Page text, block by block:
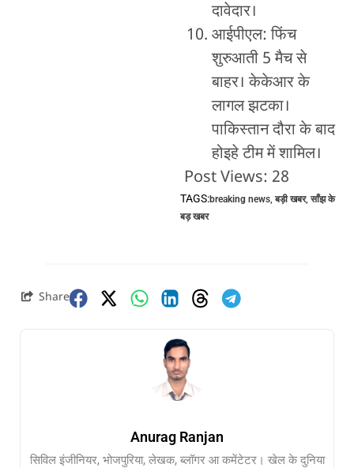
दावेदार।
आईपीएल: फिंच
शुरुआती 5 मैच से
बाहर। केकेआर के
लागल झटका।
पाकिस्तान दौरा के बाद
होइहे टीम में शामिल।
Post Views: 28
TAGS:breaking news, बड़ी खबर, साँझ के
बड़ खबर
Share
Anurag Ranjan
सिविल इंजीनियर, भोजपुरिया, लेखक, ब्लॉगर आ कमेंटेटर। खेल के दुनिया